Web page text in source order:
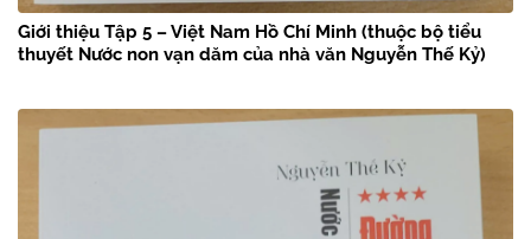
Giới thiệu Tập 5 – Việt Nam Hồ Chí Minh (thuộc bộ tiểu
thuyết Nước non vạn dăm của nhà văn Nguyễn Thế Kỷ)